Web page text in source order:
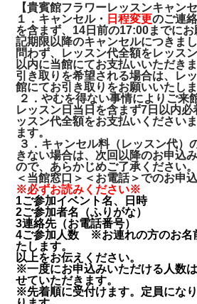
【貴賓館フラワーレッスンキャン
１．キャンセル・ 日程変更のご連
を含まず、14日前の17:00までに
記期限以降のキャンセルにつきま
問わず、レッスン代全額をレッス
以内に当館にてお支払いいただき
引き取りを希望される場合は、レ
館にてお引き取りをお願いいたしま
２．やむを得ない事情によりご来
レッスン日当日を含まず7日以内
ッスン代全額をお支払いください
ます。
３．キャンセル料（レッスン代）
きない場合は、次回以降のお申込
ので、あらかじめご了承ください。
＜当館窓口＞＜お電話＞でのお申
※必ずお読みください※
1ご参加イベント名、日時
2ご参加者名（ふりがな）
3連絡先（お電話番号）
4ご参加人数 ※お連れの方のお名
たします。
以上をお伝えください。
※一度にお申込みいただける人数
せていただきます。
※先着順に受付けます。定員にな